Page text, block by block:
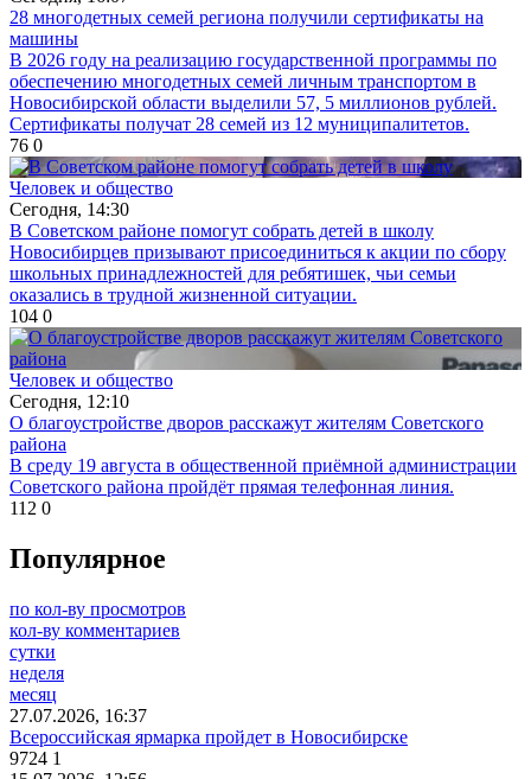
28 многодетных семей региона получили сертификаты на
машины
В 2026 году на реализацию государственной программы по
обеспечению многодетных семей личным транспортом в
Новосибирской области выделили 57, 5 миллионов рублей.
Сертификаты получат 28 семей из 12 муниципалитетов.
76 0
Человек и общество
Сегодня, 14:30
В Советском районе помогут собрать детей в школу
Новосибирцев призывают присоединиться к акции по сбору
школьных принадлежностей для ребятишек, чьи семьи
оказались в трудной жизненной ситуации.
104 0
Человек и общество
Сегодня, 12:10
О благоустройстве дворов расскажут жителям Советского
района
В среду 19 августа в общественной приёмной администрации
Советского района пройдёт прямая телефонная линия.
112 0
Популярное
по кол-ву просмотров
кол-ву комментариев
сутки
неделя
месяц
27.07.2026, 16:37
Всероссийская ярмарка пройдет в Новосибирске
9724 1